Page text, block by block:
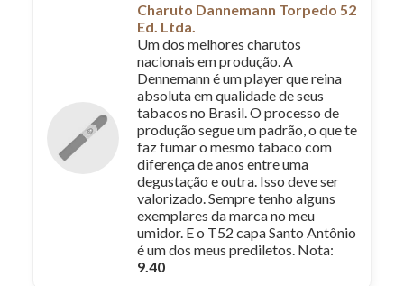
Charuto Dannemann Torpedo 52
Ed. Ltda.
Um dos melhores charutos
nacionais em produção. A
Dennemann é um player que reina
absoluta em qualidade de seus
tabacos no Brasil. O processo de
produção segue um padrão, o que te
faz fumar o mesmo tabaco com
diferença de anos entre uma
degustação e outra. Isso deve ser
valorizado. Sempre tenho alguns
exemplares da marca no meu
umidor. E o T52 capa Santo Antônio
é um dos meus prediletos. Nota:
9.40